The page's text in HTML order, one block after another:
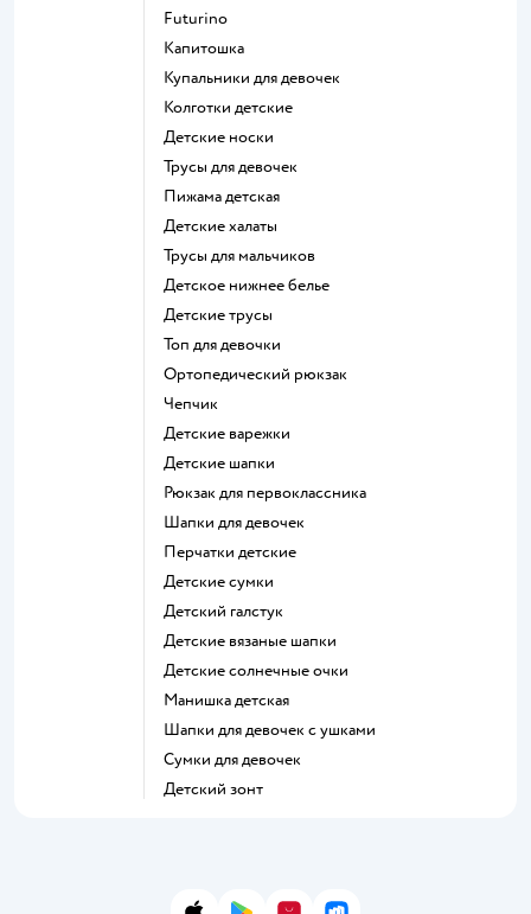
Futurino
Капитошка
Купальники для девочек
Колготки детские
Детские носки
Трусы для девочек
Пижама детская
Детские халаты
Трусы для мальчиков
Детское нижнее белье
Детские трусы
Топ для девочки
Ортопедический рюкзак
Чепчик
Детские варежки
Детские шапки
Рюкзак для первоклассника
Шапки для девочек
Перчатки детские
Детские сумки
Детский галстук
Детские вязаные шапки
Детские солнечные очки
Манишка детская
Шапки для девочек с ушками
Сумки для девочек
Детский зонт